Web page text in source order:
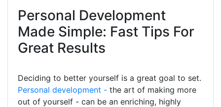
Personal Development
Made Simple: Fast Tips For
Great Results
Deciding to better yourself is a great goal to set.
Personal development - the art of making more
out of yourself - can be an enriching, highly